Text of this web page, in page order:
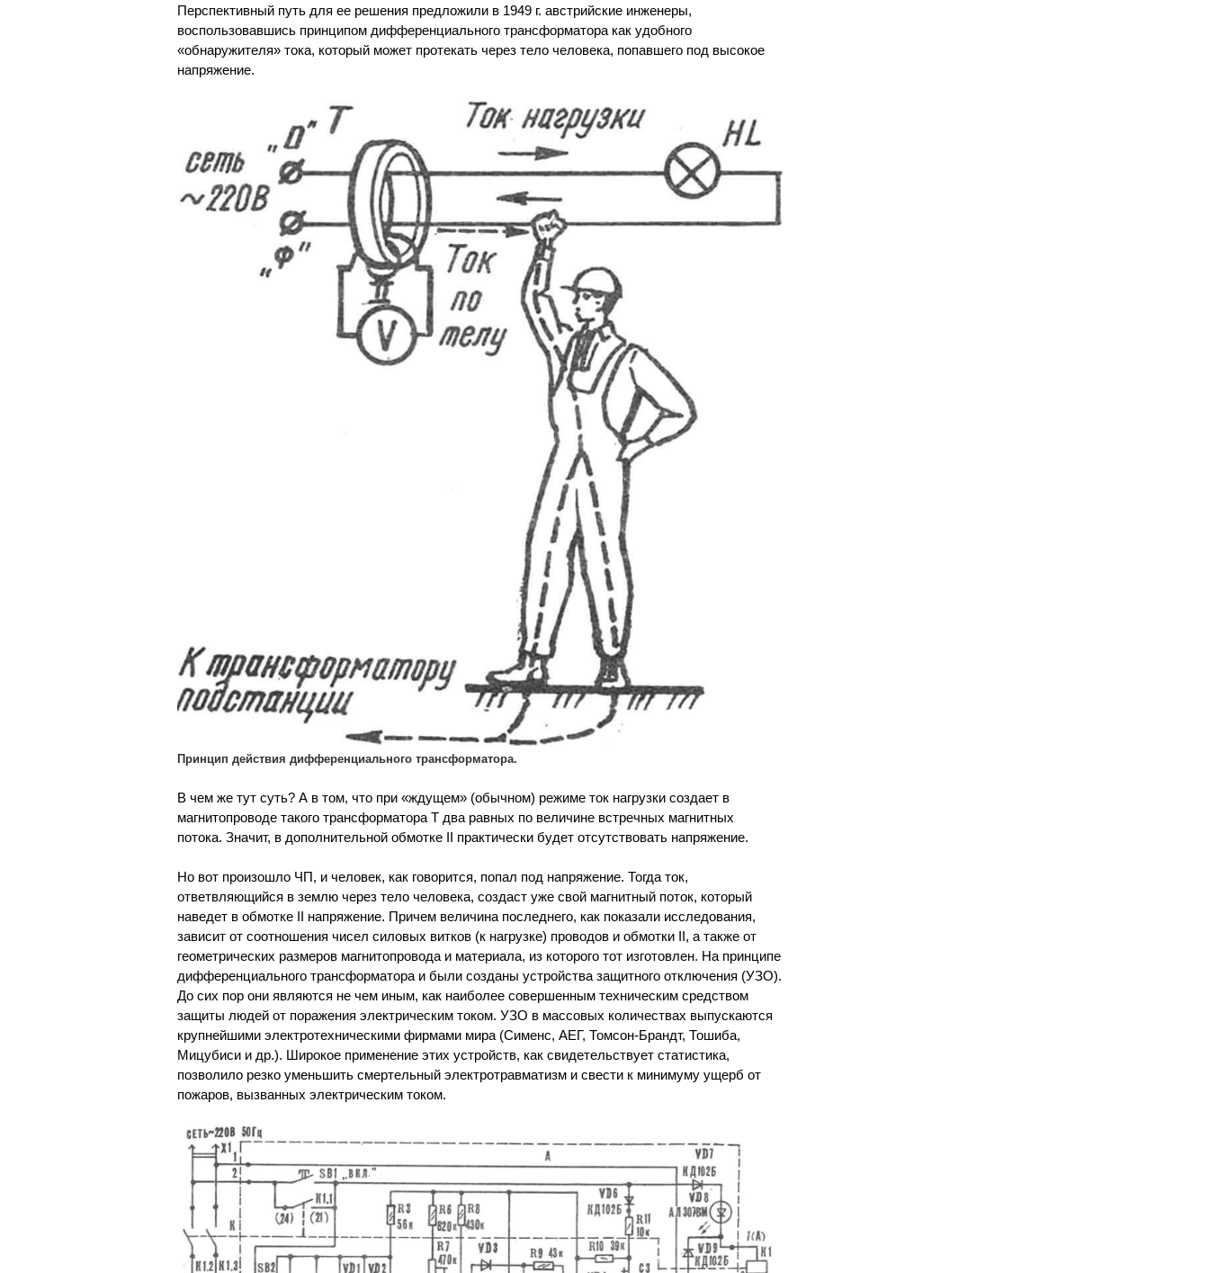
Перспективный путь для ее решения предложили в 1949 г. австрийские инженеры,
воспользовавшись принципом дифференциального трансформатора как удобного
«обнаружителя» тока, который может протекать через тело человека, попавшего под высокое
напряжение.
Принцип действия дифференциального трансформатора.
В чем же тут суть? А в том, что при «ждущем» (обычном) режиме ток нагрузки создает в
магнитопроводе такого трансформатора Т два равных по величине встречных магнитных
потока. Значит, в дополнительной обмотке II практически будет отсутствовать напряжение.
Но вот произошло ЧП, и человек, как говорится, попал под напряжение. Тогда ток,
ответвляющийся в землю через тело человека, создаст уже свой магнитный поток, который
наведет в обмотке II напряжение. Причем величина последнего, как показали исследования,
зависит от соотношения чисел силовых витков (к нагрузке) проводов и обмотки II, а также от
геометрических размеров магнитопровода и материала, из которого тот изготовлен. На принципе
дифференциального трансформатора и были созданы устройства защитного отключения (УЗО).
До сих пор они являются не чем иным, как наиболее совершенным техническим средством
защиты людей от поражения электрическим током. УЗО в массовых количествах выпускаются
крупнейшими электротехническими фирмами мира (Сименс, АЕГ, Томсон-Брандт, Тошиба,
Мицубиси и др.). Широкое применение этих устройств, как свидетельствует статистика,
позволило резко уменьшить смертельный электротравматизм и свести к минимуму ущерб от
пожаров, вызванных электрическим током.